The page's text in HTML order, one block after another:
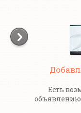
Есть